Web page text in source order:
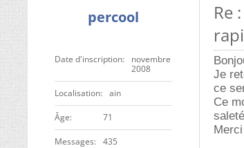
percool
Date d'inscription
novembre
2008
Localisation ain
ge 71
Messages 435
Re
Je
ce
Ce